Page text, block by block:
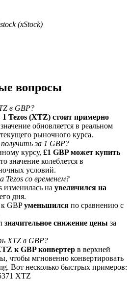
получить денежные
(xStock)
вопросы
в GBP?
1 Tezos (XTZ) стоит примерно
обновляется в реальном
рыночного курса.
за 1 GBP?
курсу, £1 GBP может купить
значение колеблется в
условий.
Tezos со временем?
изменилась на увеличился на
дня.
GBPуменьшился по сравнению с
значительное снижение цены за
XTZ в GBP?
к GBP конвертер в верхней
чтобы мгновенно конвертировать
Вот несколько быстрых примеров:
XTZ